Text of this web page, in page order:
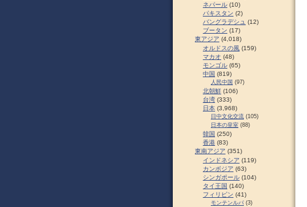
ネパール (10)
パキスタン (2)
バングラデシュ (12)
ブータン (17)
東アジア (4,018)
オルドスの風 (159)
マカオ (48)
モンゴル (65)
中国 (819)
人民中国 (97)
北朝鮮 (106)
台湾 (333)
日本 (3,968)
日中文化交流 (105)
日本の皇室 (88)
韓国 (250)
香港 (83)
東南アジア (351)
インドネシア (119)
カンボジア (63)
シンガポール (104)
タイ王国 (140)
フィリピン (41)
モンテンルパ (3)